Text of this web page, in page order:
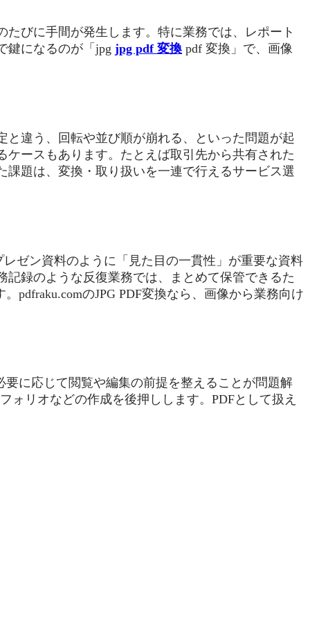
びに手間が発生します。特に業務では、レポート
鍵になるのが「jpg jpg pdf 変換 pdf 変換」で、画像
違う、回転や並び順が崩れる、といった問題が起
ースもあります。たとえば取引先から共有された
題は、変換・取り扱いを一連で行えるサービス選
ゼン資料のように「見た目の一貫性」が重要な資料
録のような反復業務では、まとめて保管できるた
pdfraku.comのJPG PDF変換なら、画像から業務向け
に応じて閲覧や編集の前提を整えることが問題解
ォリオなどの作成を後押しします。PDFとして扱え